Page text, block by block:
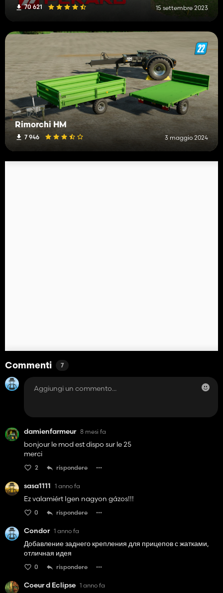
70 621 15 settembre 2023
Rimorchi HM
7 946 3 maggio 2024
Commenti 7
damienfarmeur 8 mesi fa
bonjour le mod est dispo sur le 25
merci
2 rispondere
sasa1111 1 anno fa
Ez valamiért Igen nagyon gázos!!!
0 rispondere
Condor 1 anno fa
Добавление заднего крепления для прицепов с жатками,
отличная идея
0 rispondere
Coeur d Eclipse 1 anno fa